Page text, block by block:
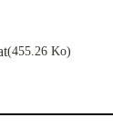
(455.26 Ko)